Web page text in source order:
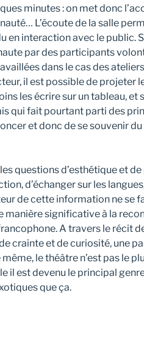
minutes : on met donc
L’écoute de la salle
en interaction avec le public.
par des participants
dans le cas des
il est possible de projeter
les écrire sur un tableau, et
qui fait pourtant parti des
et donc de se souvenir
les questions d’esthétique et
d’échanger sur les
de cette information ne se
manière significative à la
A travers le récit
crainte et de curiosité, une
même, le théâtre n’est pas le
il est devenu le principal
que ça.